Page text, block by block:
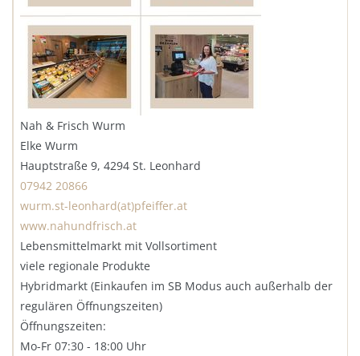
Nah & Frisch Wurm
Elke Wurm
Hauptstraße 9, 4294 St. Leonhard
07942 20866
wurm.st-leonhard(at)pfeiffer.at
www.nahundfrisch.at
Lebensmittelmarkt mit Vollsortiment
viele regionale Produkte
Hybridmarkt (Einkaufen im SB Modus auch außerhalb der
regulären Öffnungszeiten)
Öffnungszeiten:
Mo-Fr 07:30 - 18:00 Uhr